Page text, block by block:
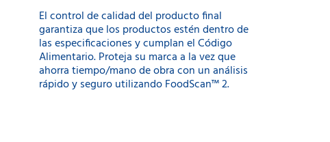
El control de calidad del producto final
garantiza que los productos estén dentro de
las especificaciones y cumplan el Código
Alimentario. Proteja su marca a la vez que
ahorra tiempo/mano de obra con un análisis
rápido y seguro utilizando FoodScan™ 2.